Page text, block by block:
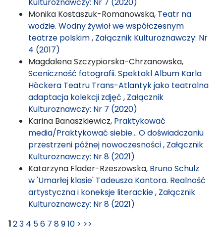
Monika Kostaszuk-Romanowska, Teatr na
wodzie. Wodny żywioł we współczesnym
teatrze polskim, Załącznik Kulturoznawczy: Nr
4 (2017)
Magdalena Szczypiorska-Chrzanowska,
Sceniczność fotografii. Spektakl Album Karla
Höckera Teatru Trans-Atlantyk jako teatralna
adaptacja kolekcji zdjęć , Załącznik
Kulturoznawczy: Nr 7 (2020)
Karina Banaszkiewicz, Praktykować
media/Praktykować siebie… O doświadczaniu
przestrzeni późnej nowoczesności, Załącznik
Kulturoznawczy: Nr 8 (2021)
Katarzyna Flader-Rzeszowska, Bruno Schulz
w 'Umarłej klasie' Tadeusza Kantora. Realność
artystyczna i koneksje literackie, Załącznik
Kulturoznawczy: Nr 8 (2021)
123 4 56 7 8910 > >>